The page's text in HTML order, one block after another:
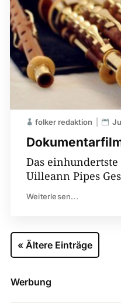
folker redaktion
Das
Uilleann Pipes
Weiterlesen...
« Ältere Einträge
Werbung